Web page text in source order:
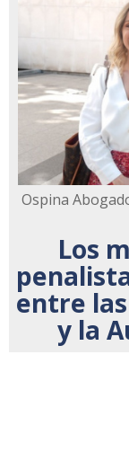
Ospina
Los
entre
y la